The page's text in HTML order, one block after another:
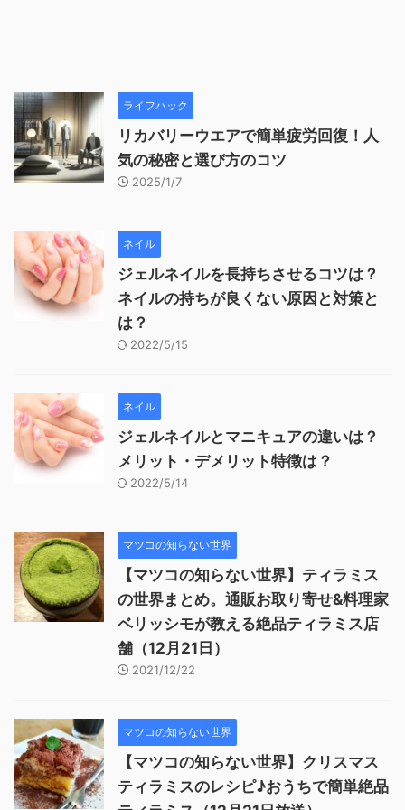
ライフハック
リカバリーウエアで簡単疲労回復！人
気の秘密と選び方のコツ
2025/1/7
ネイル
ジェルネイルを長持ちさせるコツは？
ネイルの持ちが良くない原因と対策と
は？
2022/5/15
ネイル
ジェルネイルとマニキュアの違いは？
メリット・デメリット特徴は？
2022/5/14
マツコの知らない世界
【マツコの知らない世界】ティラミス
の世界まとめ。通販お取り寄せ&料理家
ベリッシモが教える絶品ティラミス店
舗（12月21日）
2021/12/22
マツコの知らない世界
【マツコの知らない世界】クリスマス
ティラミスのレシピ♪おうちで簡単絶品